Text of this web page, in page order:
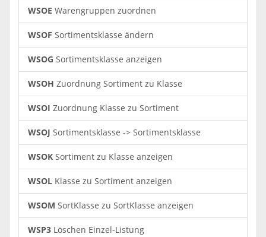
WSOE Warengruppen zuordnen
WSOF Sortimentsklasse ändern
WSOG Sortimentsklasse anzeigen
WSOH Zuordnung Sortiment zu Klasse
WSOI Zuordnung Klasse zu Sortiment
WSOJ Sortimentsklasse -> Sortimentsklasse
WSOK Sortiment zu Klasse anzeigen
WSOL Klasse zu Sortiment anzeigen
WSOM SortKlasse zu SortKlasse anzeigen
WSP3 Löschen Einzel-Listung